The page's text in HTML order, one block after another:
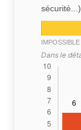
sécurité...)
IMPOSSIBLE
Dans le